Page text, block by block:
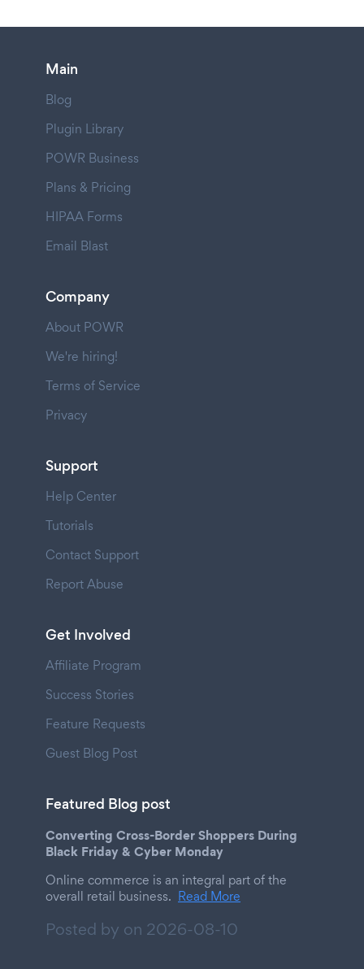
Main
Blog
Plugin Library
POWR Business
Plans & Pricing
HIPAA Forms
Email Blast
Company
About POWR
We're hiring!
Terms of Service
Privacy
Support
Help Center
Tutorials
Contact Support
Report Abuse
Get Involved
Affiliate Program
Success Stories
Feature Requests
Guest Blog Post
Featured Blog post
Converting Cross-Border Shoppers During
Black Friday & Cyber Monday
Online commerce is an integral part of the
overall retail business. Read More
Posted by on 2026-08-10